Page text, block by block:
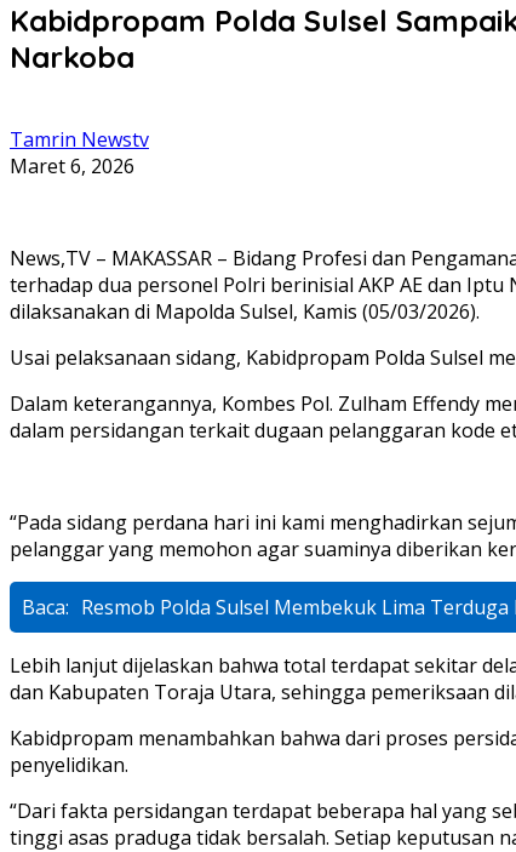
Kabidpropam Polda Sulsel
Narkoba
Tamrin Newstv
Maret 6, 2026
News,TV – MAKASSAR – Bidang Profesi dan
terhadap dua personel Polri berinisial AKP AE dan Iptu
dilaksanakan di Mapolda Sulsel, Kamis (05/03/2026).
Usai pelaksanaan sidang, Kabidpropam Polda Sulsel
Dalam keterangannya, Kombes Pol. Zulham Effendy
dalam persidangan terkait dugaan pelanggaran kode
“Pada sidang perdana hari ini kami menghadirkan
pelanggar yang memohon agar suaminya diberikan
Baca: Resmob Polda Sulsel Membekuk Lima
Lebih lanjut dijelaskan bahwa total terdapat sekitar
dan Kabupaten Toraja Utara, sehingga pemeriksaan
Kabidpropam menambahkan bahwa dari proses
penyelidikan.
“Dari fakta persidangan terdapat beberapa hal yang
tinggi asas praduga tidak bersalah. Setiap keputusan